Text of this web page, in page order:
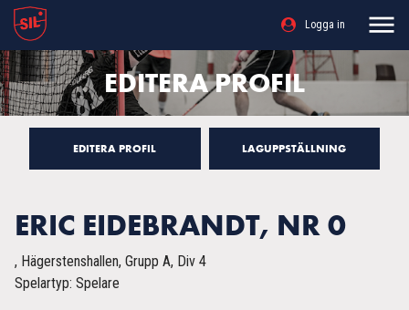
Logga in
EDITERA PROFIL
EDITERA PROFIL LAGUPPSTÄLLNING
ERIC EIDEBRANDT, NR 0
, Hägerstenshallen, Grupp A, Div 4
Spelartyp: Spelare